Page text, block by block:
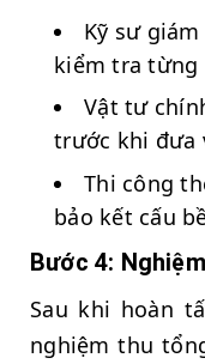
Kỹ sư
kiểm tra từng
Vật tư
trước khi đưa
Thi công
bảo kết cấu
Bước 4:
Sau khi hoàn
nghiệm thu